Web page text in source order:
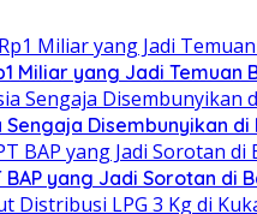
Miliar yang Jadi Temuan
Disembunyikan
BAP yang Jadi Sorotan di